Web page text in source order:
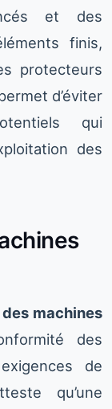
et des
finis,
protecteurs
d’éviter
qui
des
machines
des
de
qu’une